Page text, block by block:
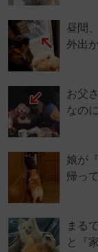
昼間
外出
お父
なの
娘が
帰っ
まる
と『